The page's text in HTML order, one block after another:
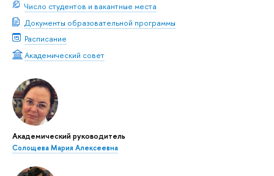
Число студентов и вакантные места
Документы образовательной программы
Расписание
Академический совет
Академический руководитель
Солощева Мария Алексеевна